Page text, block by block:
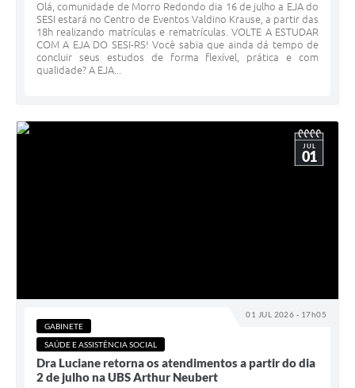
Olá, comunidade de Morro Redondo dia 16 de julho a EJA do
SESI estará no Centro de Eventos Valdino Krause, a partir das
18h realizando matrículas e rematrículas. VOLTE A ESTUDAR
COM A EJA DO SESI-RS! Você sabia que ainda dá tempo de
concluir seus estudos de forma flexível, prática e com
qualidade? A EJA...
01 JUL 2026 - 17h05
JUL
01
GABINETE
SAÚDE E ASSISTÊNCIA SOCIAL
Dra Luciane retorna os atendimentos a partir do dia
2 de julho na UBS Arthur Neubert